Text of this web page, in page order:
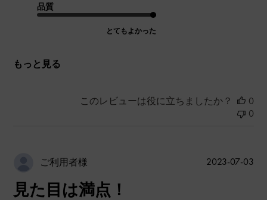
品質
とてもよかった
もっと見る
このレビューは役に立ちましたか？
0
0
ご利用者様
見た目は満点！
公
2023-07-03